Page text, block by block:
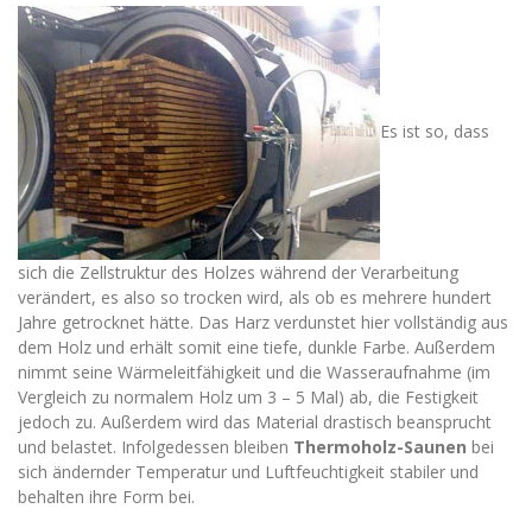
Es ist so, dass
sich die Zellstruktur des Holzes während der Verarbeitung
verändert, es also so trocken wird, als ob es mehrere hundert
Jahre getrocknet hätte. Das Harz verdunstet hier vollständig aus
dem Holz und erhält somit eine tiefe, dunkle Farbe. Außerdem
nimmt seine Wärmeleitfähigkeit und die Wasseraufnahme (im
Vergleich zu normalem Holz um 3 – 5 Mal) ab, die Festigkeit
jedoch zu. Außerdem wird das Material drastisch beansprucht
und belastet. Infolgedessen bleiben Thermoholz-Saunen bei
sich ändernder Temperatur und Luftfeuchtigkeit stabiler und
behalten ihre Form bei.